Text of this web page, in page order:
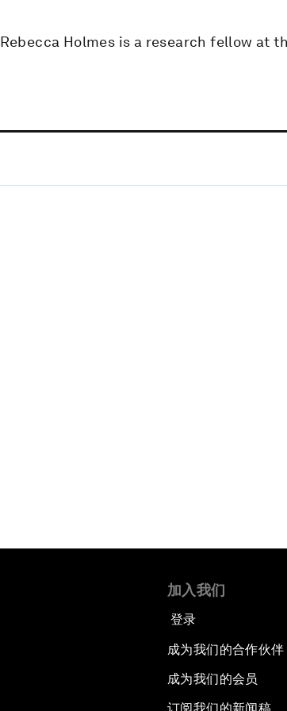
Rebecca Holmes is a research fellow at
加入我们
登录
成为我们的合作伙伴
成为我们的会员